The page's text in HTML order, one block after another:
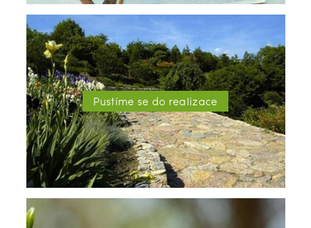
Pustíme se do realizace